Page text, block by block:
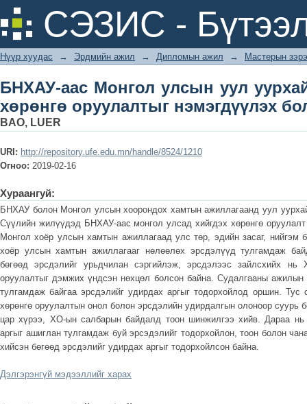
СЭЗИС -
БНХАУ-аас Монгол улсын уул
нэмэгдүүлэх боломж, арга зам
Нүүр хуудас → Эрдмийн ажил → Дипломын ажил → Мастерын
БНХАУ-аас Монгол улсын уул
хөрөнгө оруулалтыг нэмэгдүүлэх
BAO, LUER
URI: http://repository.ufe.edu.mn/handle/8524/1210
Огноо: 2019-02-16
Хураангуй:
БНХАУ болон Монгол улсын хоорондох хамтын ажиллагаанд уул
Сүүлийн жилүүдэд БНХАУ-аас монгол улсад хийгдэх хөрөнгө
Монгол хоёр улсын хамтын ажиллагаад улс төр, эдийн засаг, нийгэм
хоёр улсын хамтын ажиллагааг нөлөөлөх эрсдэлүүд тулгамдаж
бөгөөд эрсдэлийг урьдчилан сэргийлэж, эрсдэлээс зайлсхийх
оруулалтыг дэмжих үндсэн нөхцөл болсон байна. Судалгааны
тулгамдаж байгаа эрсдэлийг удирдах аргыг тодорхойлод оршин.
хөрөнгө оруулалтын онол болон эрсдэлийн удирдалгын олоноор
цар хүрээ, ХО-ын салбарын байдалд тоон шинжилгээ хийв. Дараа нь
аргыг ашиглан тулгамдаж буй эрсэдэлийг тодорхойлон, тоон болон
хийсэн бөгөөд эрсдэлийг удирдах аргыг тодорхойлсон байна.
Дэлгэрэнгүй мэдээллийг харах